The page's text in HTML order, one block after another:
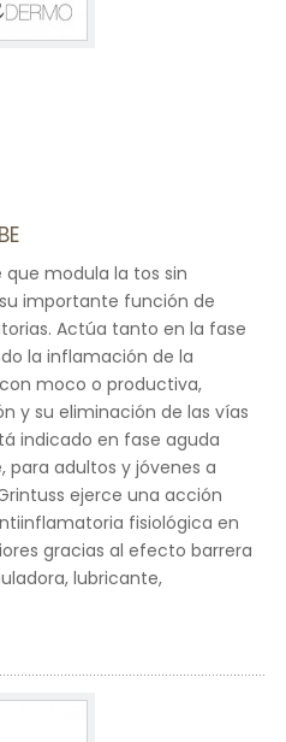
que modula la tos sin
importante función de
Actúa tanto en la fase
la inflamación de la
moco o productiva,
y su eliminación de las vías
indicado en fase aguda
adultos y jóvenes a
ejerce una acción
fisiológica en
gracias al efecto barrera
lubricante,